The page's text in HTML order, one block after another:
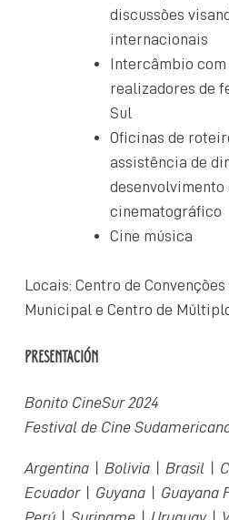
discussões
internacionais
Intercâmbio
realizadores de
Sul
Oficinas de
assistência de
desenvolvimento
cinematográfico
Cine música
Locais: Centro de
Municipal e Centro de
PRESENTACIÓN
Bonito CineSur 2024
Festival de Cine
Argentina | Bolivia | Brasil |
Ecuador | Guyana | Guayana